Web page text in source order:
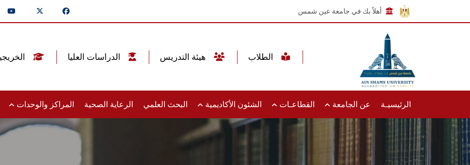
أهلاً بك في جامعة عين شمس
الرئيسيـة عن الجامعة القطاعـات الشئون الأكاديمية البحث العلمي الرعاية الصحية المراكز والوحدات